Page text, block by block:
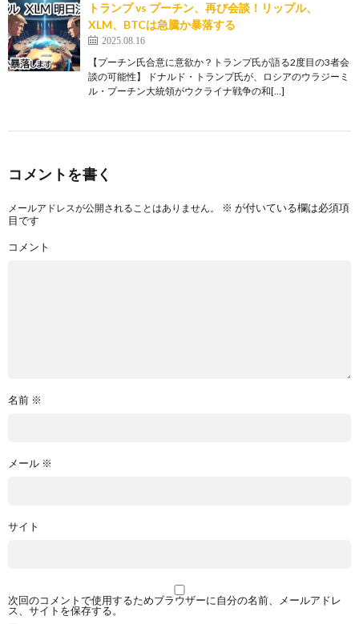
トランプ vs プーチン、再び会談！リップル、
XLM、BTCは急騰か暴落する
2025.08.16
【プーチン氏合意に意欲か？トランプ氏が語る2度目の3者会
談の可能性】 ドナルド・トランプ氏が、ロシアのウラジーミ
ル・プーチン大統領がウクライナ戦争の和[…]
コメントを書く
メールアドレスが公開されることはありません。 ※ が付いている欄は必須項
目です
コメント
名前 ※
メール ※
サイト
次回のコメントで使用するためブラウザーに自分の名前、メールアドレ
ス、サイトを保存する。